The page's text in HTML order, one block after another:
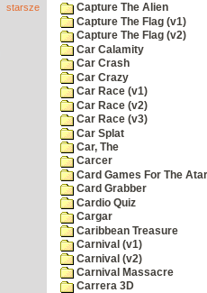
starsze
Capture The Alien
Capture The Flag (v1)
Capture The Flag (v2)
Car Calamity
Car Crash
Car Crazy
Car Race (v1)
Car Race (v2)
Car Race (v3)
Car Splat
Car, The
Carcer
Card Games For The
Card Grabber
Cardio Quiz
Cargar
Caribbean Treasure
Carnival (v1)
Carnival (v2)
Carnival Massacre
Carrera 3D